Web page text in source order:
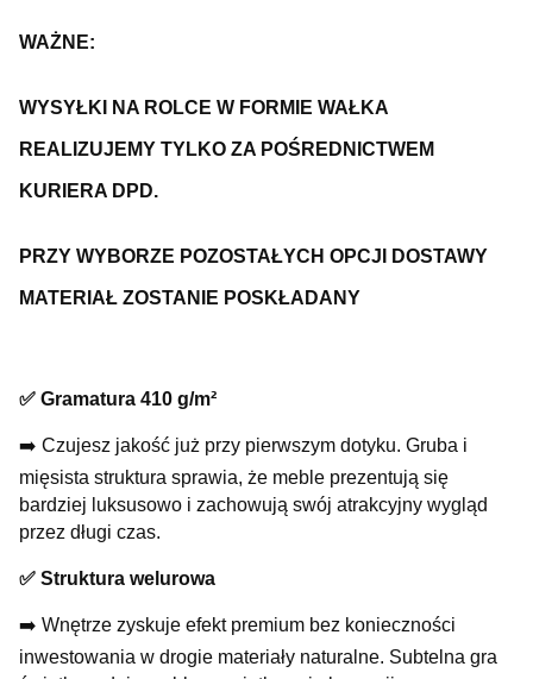
WAŻNE:
WYSYŁKI NA ROLCE W FORMIE WAŁKA
REALIZUJEMY TYLKO ZA POŚREDNICTWEM
KURIERA DPD.
PRZY WYBORZE POZOSTAŁYCH OPCJI DOSTAWY
MATERIAŁ ZOSTANIE POSKŁADANY
✅ Gramatura 410 g/m²
➡️ Czujesz jakość już przy pierwszym dotyku. Gruba i
mięsista struktura sprawia, że meble prezentują się
bardziej luksusowo i zachowują swój atrakcyjny wygląd
przez długi czas.
✅ Struktura welurowa
➡️ Wnętrze zyskuje efekt premium bez konieczności
inwestowania w drogie materiały naturalne. Subtelna gra